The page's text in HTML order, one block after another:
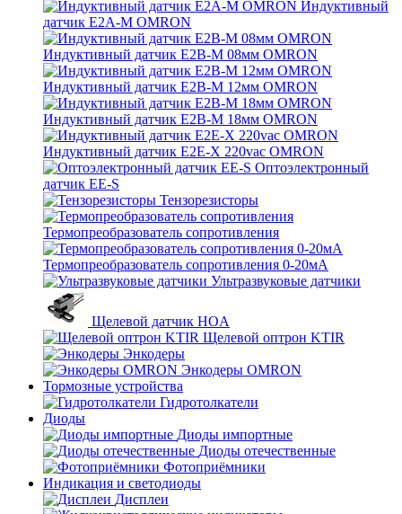
Индуктивный
датчик E2A-M OMRON
Индуктивный датчик E2B-M 08мм OMRON
Индуктивный датчик E2B-M 12мм OMRON
Индуктивный датчик E2B-M 18мм OMRON
Индуктивный датчик E2E-X 220vac OMRON
Оптоэлектронный
датчик EE-S
Тензорезисторы
Термопреобразователь сопротивления
Термопреобразователь сопротивления 0-20мА
Ультразвуковые датчики
Щелевой датчик HOA
Щелевой оптрон KTIR
Энкодеры
Энкодеры OMRON
Тормозные устройства
Гидротолкатели
Диоды
Диоды импортные
Диоды отечественные
Фотоприёмники
Индикация и светодиоды
Дисплеи